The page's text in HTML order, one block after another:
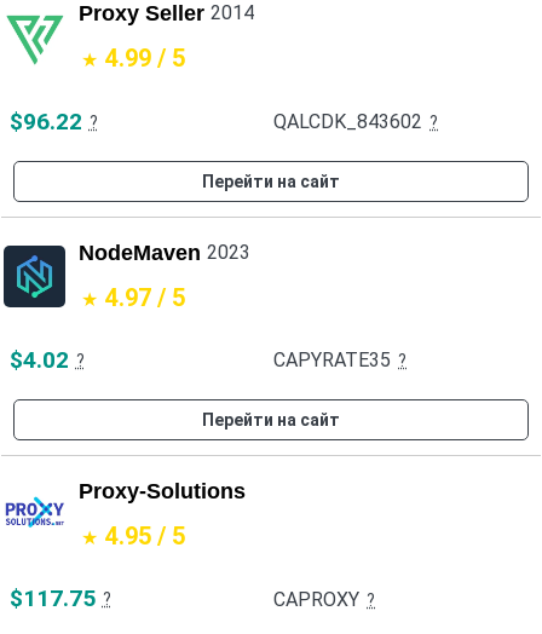
Proxy Seller 2014
4.99 / 5
$96.22 ? QALCDK_843602 ?
Перейти на сайт
NodeMaven 2023
4.97 / 5
$4.02 ? CAPYRATE35 ?
Перейти на сайт
Proxy-Solutions
4.95 / 5
$117.75 ? CAPROXY ?